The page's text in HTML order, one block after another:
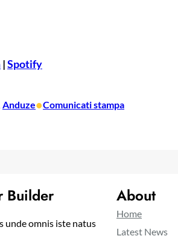
|Spotify
Anduze•Comunicati stampa
Builder
unde omnis iste natus
About
Home
Latest News